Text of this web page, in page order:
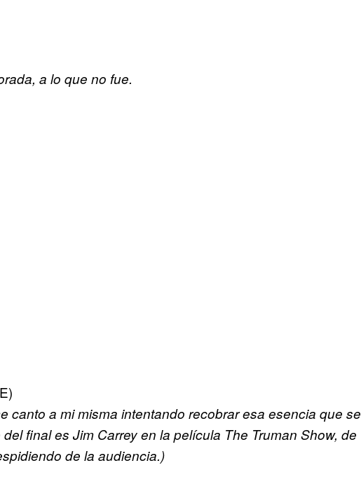
a lo que no fue.
canto a mi misma intentando recobrar esa esencia que se
final es Jim Carrey en la película The Truman Show, de
de la audiencia.)